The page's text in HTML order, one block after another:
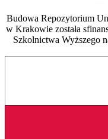
Budowa Repozytorium
w Krakowie została
Szkolnictwa Wyższego